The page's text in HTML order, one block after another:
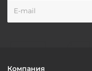
Компания